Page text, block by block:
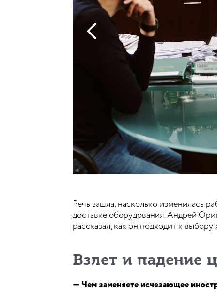
Речь зашла, насколько изменилась
доставке оборудования. Андрей
рассказал, как он подходит к выбору
Взлет и падение
— Чем заменяете исчезающее